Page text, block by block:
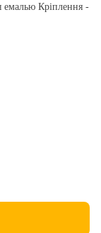
емалью Кріплення -